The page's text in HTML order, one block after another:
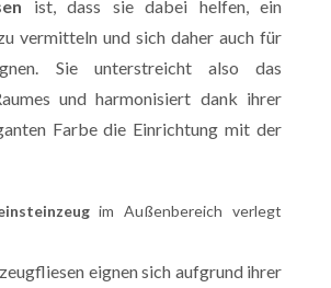
ist, dass sie dabei helfen, ein
vermitteln und sich daher auch für
Sie unterstreicht also das
und harmonisiert dank ihrer
Farbe die Einrichtung mit der
im Außenbereich verlegt
eignen sich aufgrund ihrer